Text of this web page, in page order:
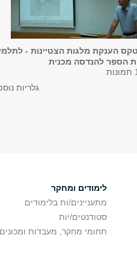
טקס הענקת מלגות הצטיינות -
הספר להנדסה מכנית
גלריות
לימודים ומחקר
מתעניינים/ות בלימודים
סטודנטים/יות
תחומי מחקר, מעבדות ומכונים